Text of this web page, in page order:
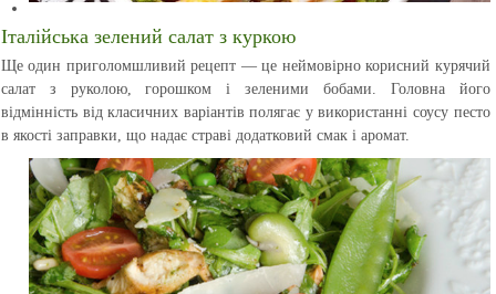
Італійська зелений салат з куркою
Ще один приголомшливий рецепт — це неймовірно корисний курячий
салат з руколою, горошком і зеленими бобами. Головна його
відмінність від класичних варіантів полягає у використанні соусу песто
в якості заправки, що надає страві додатковий смак і аромат.